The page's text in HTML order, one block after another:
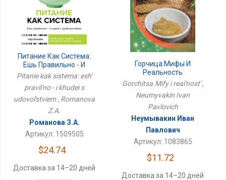
Питание Как Система:
Ешь Правильно - И
Худей С Удовольствием
Pitanie kak sistema: esh'
pravil'no - i khudei s
udovol'stviem , Romanova
Z.A.
Романова З.А.
Артикул: 1509505
$24.74
Доставка за 14–20 дней
Горчица.Мифы И
Реальность
Gorchitsa.Mify i real'nost' ,
Neumyvakin Ivan
Pavlovich
Неумывакин Иван
Павлович
Артикул: 1083865
$11.72
Доставка за 14–20 дней